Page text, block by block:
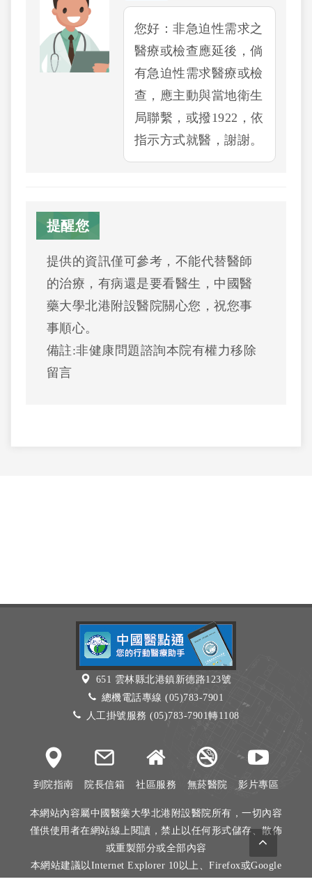
您好：非急迫性需求之
醫療或檢查應延後，倘
有急迫性需求醫療或檢
查，應主動與當地衛生
局聯繫，或撥1922，依
指示方式就醫，謝謝。
提醒您
提供的資訊僅可參考，不能代替醫師
的治療，有病還是要看醫生，中國醫
藥大學北港附設醫院關心您，祝您事
事順心。
備註:非健康問題諮詢本院有權力移除
留言
651 雲林縣北港鎮新德路123號
總機電話專線 (05)783-7901
人工掛號服務 (05)783-7901轉1108
到院指南 院長信箱 社區服務 無菸醫院 影片專區
本網站內容屬中國醫藥大學北港附設醫院所有，一切內容
僅供使用者在網站線上閱讀，禁止以任何形式儲存、散佈
或重製部分或全部內容
本網站建議以Internet Explorer 10以上、Firefox或Google